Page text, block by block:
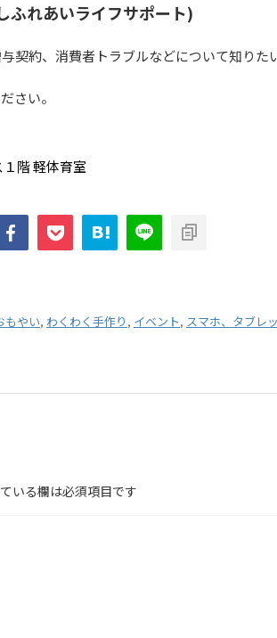
ふれあいライフサポート)
契約、消費者トラブルなどについて知りた
さい。
階 軽体育室
もやい, わくわく手作り , イベント, スマホ、タブレ
いる欄は必須項目です